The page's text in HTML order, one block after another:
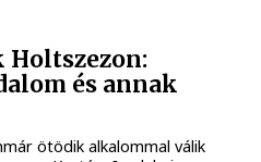
Holtszezon:
és annak
ötödik alkalommal válik